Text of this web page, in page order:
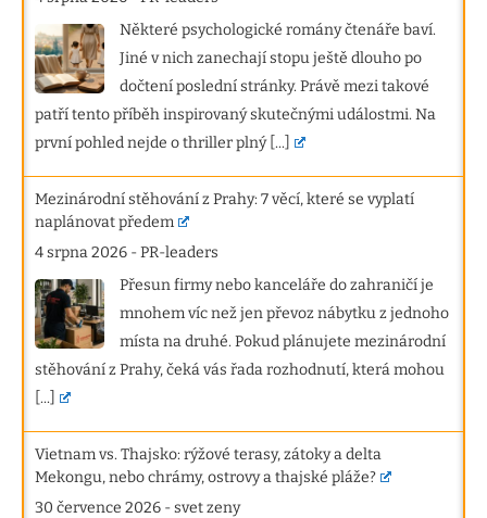
Některé psychologické romány čtenáře baví.
Jiné v nich zanechají stopu ještě dlouho po
dočtení poslední stránky. Právě mezi takové
patří tento příběh inspirovaný skutečnými událostmi. Na
první pohled nejde o thriller plný [...]
Mezinárodní stěhování z Prahy: 7 věcí, které se vyplatí
naplánovat předem
4 srpna 2026 -PR-leaders
Přesun firmy nebo kanceláře do zahraničí je
mnohem víc než jen převoz nábytku z jednoho
místa na druhé. Pokud plánujete mezinárodní
stěhování z Prahy, čeká vás řada rozhodnutí, která mohou
[...]
Vietnam vs. Thajsko: rýžové terasy, zátoky a delta
Mekongu, nebo chrámy, ostrovy a thajské pláže?
30 července 2026 -svet zeny